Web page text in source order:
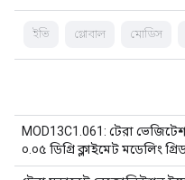
ইভি গ্লোবাল মোডিস
MOD13C1.061: টেরা
০.০৫ ডিগ্রি ক্লাইমেট মডেলিং